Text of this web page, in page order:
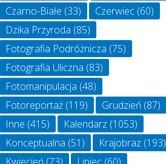
Czarno-Białe (33) Czerwiec (60)
Dzika Przyroda (85)
Fotografia Podróżnicza (75)
Fotografia Uliczna (83)
Fotomanipulacja (48)
Fotoreportaż (119) Grudzień (87)
Inne (415) Kalendarz (1053)
Konceptualna (51) Krajobraz (193)